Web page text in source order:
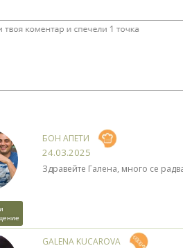
БОН АПЕТИ
24.03.2025
Здравейте Галена, много се
GALENA KUCAROVA